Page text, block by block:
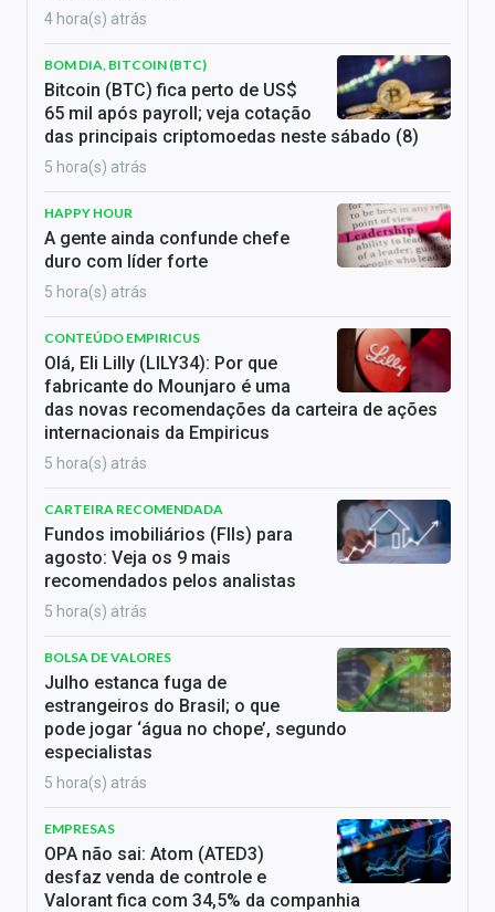
4 hora(s) atrás
BOM DIA, BITCOIN (BTC)
Bitcoin (BTC) fica perto de US$
65 mil após payroll; veja cotação
das principais criptomoedas neste sábado (8)
5 hora(s) atrás
HAPPY HOUR
A gente ainda confunde chefe
duro com líder forte
5 hora(s) atrás
CONTEÚDO EMPIRICUS
Olá, Eli Lilly (LILY34): Por que
fabricante do Mounjaro é uma
das novas recomendações da carteira de ações
internacionais da Empiricus
5 hora(s) atrás
CARTEIRA RECOMENDADA
Fundos imobiliários (FIIs) para
agosto: Veja os 9 mais
recomendados pelos analistas
5 hora(s) atrás
BOLSA DE VALORES
Julho estanca fuga de
estrangeiros do Brasil; o que
pode jogar ‘água no chope’, segundo
especialistas
5 hora(s) atrás
EMPRESAS
OPA não sai: Atom (ATED3)
desfaz venda de controle e
Valorant fica com 34,5% da companhia